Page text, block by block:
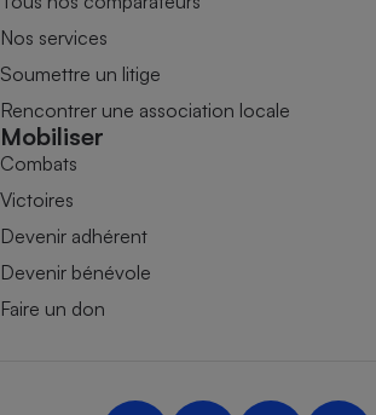
Nos services
Soumettre un litige
Rencontrer une association locale
Mobiliser
Combats
Victoires
Devenir adhérent
Devenir bénévole
Faire un don